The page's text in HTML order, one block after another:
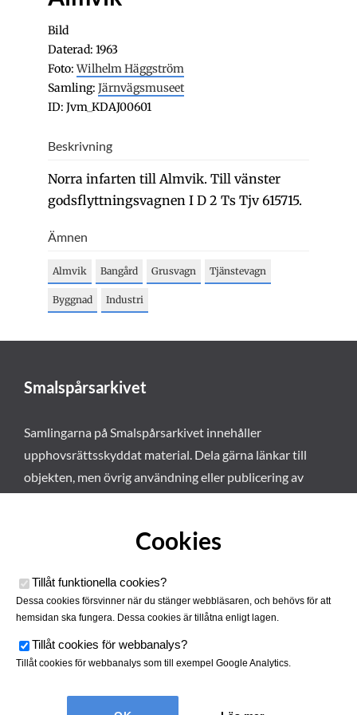
Bild
Daterad: 1963
Foto: Wilhelm Häggström
Samling: Järnvägsmuseet
ID: Jvm_KDAJ00601
Beskrivning
Norra infarten till Almvik. Till vänster
godsflyttningsvagnen I D 2 Ts Tjv 615715.
Ämnen
Almvik Bangård Grusvagn Tjänstevagn
Byggnad Industri
Smalspårsarkivet
Samlingarna på Smalspårsarkivet innehåller
upphovsrättsskyddat material. Dela gärna länkar till
objekten, men övrig användning eller publicering av
Smalspårsarkivet drivs av Tjustbygdens Järnvägsförening
Cookies
Tillåt funktionella cookies?
Dessa cookies försvinner när du stänger webbläsaren, och behövs för att
hemsidan ska fungera. Dessa cookies är tillåtna enligt lagen.
Tillåt cookies för webbanalys?
Tillåt cookies för webbanalys som till exempel Google Analytics.